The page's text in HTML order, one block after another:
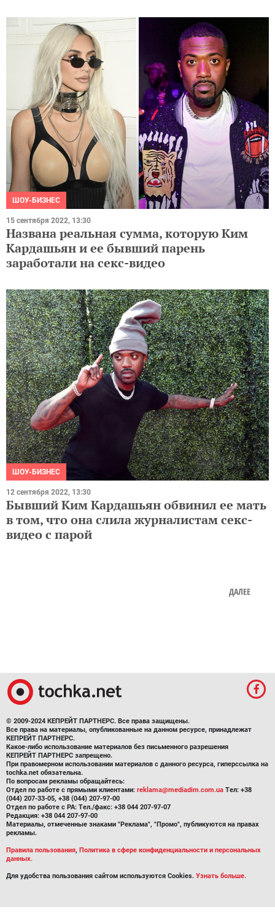
ШОУ-БИЗНЕС
15 сентября 2022, 13:30
Названа реальная сумма, которую Ким
Кардашьян и ее бывший парень
заработали на секс-видео
ШОУ-БИЗНЕС
12 сентября 2022, 13:30
Бывший Ким Кардашьян обвинил ее мать
в том, что она слила журналистам секс-
видео с парой
ДАЛЕЕ
© 2009-2024 КЕПРЕЙТ ПАРТНЕРС. Все права защищены.
Все права на материалы, опубликованные на данном ресурсе, принадлежат
КЕПРЕЙТ ПАРТНЕРС.
Какое-либо использование материалов без письменного разрешения
КЕПРЕЙТ ПАРТНЕРС запрещено.
При правомерном использовании материалов с данного ресурса, гиперссылка на
tochka.net обязательна.
По вопросам рекламы обращайтесь:
Отдел по работе с прямыми клиентами: reklama@mediadim.com.ua Тел: +38
(044) 207-33-05, +38 (044) 207-97-00
Отдел по работе с РА: Тел./факс: +38 044 207-97-07
Редакция: +38 044 207-97-00
Материалы, отмеченные знаками "Реклама", "Промо", публикуются на правах
рекламы.
Правила пользования, Политика в сфере конфиденциальности и персональных
данных.
Для удобства пользования сайтом используются Cookies. Узнать больше.